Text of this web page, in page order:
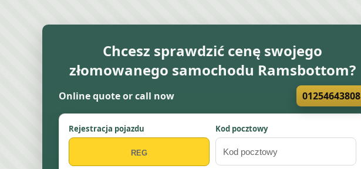
Chcesz sprawdzić cenę swojego
złomowanego samochodu Ramsbottom?
Online quote or call now 01254643808
Rejestracja pojazdu Kod pocztowy